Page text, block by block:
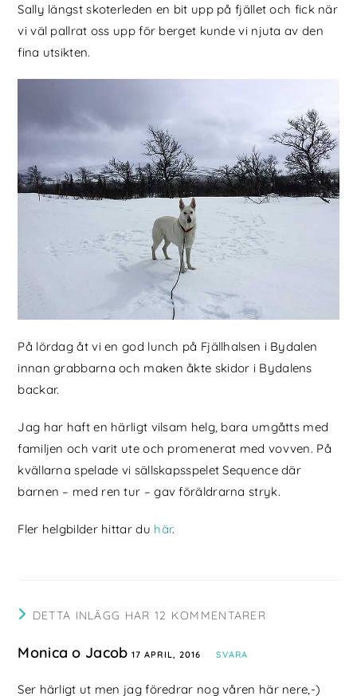
Sally längst skoterleden en bit upp på fjället och fick när
vi väl pallrat oss upp för berget kunde vi njuta av den
fina utsikten.
På lördag åt vi en god lunch på Fjällhalsen i Bydalen
innan grabbarna och maken åkte skidor i Bydalens
backar.
Jag har haft en härligt vilsam helg, bara umgåtts med
familjen och varit ute och promenerat med vovven. På
kvällarna spelade vi sällskapsspelet Sequence där
barnen – med ren tur – gav föräldrarna stryk.
Fler helgbilder hittar du här.
DETTA INLÄGG HAR 12 KOMMENTARER
Monica o Jacob 17 APRIL, 2016 SVARA
Ser härligt ut men jag föredrar nog våren här nere,-)